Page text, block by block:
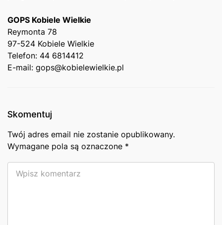
GOPS Kobiele Wielkie
Reymonta 78
97-524 Kobiele Wielkie
Telefon: 44 6814412
E-mail: gops@kobielewielkie.pl
Skomentuj
Twój adres email nie zostanie opublikowany.
Wymagane pola są oznaczone *